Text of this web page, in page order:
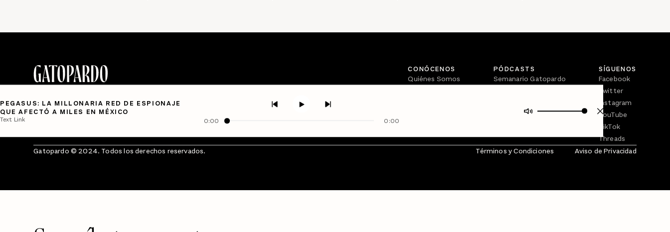
PEGASUS: LA MILLONARIA RED DE ESPIONAJE
QUE AFECTÓ A MILES EN MÉXICO
Text Link 0:00 0:00
CONÓCENOS
Quiénes Somos
PÓDCASTS
Semanario Gatopardo
SÍGUENOS
Facebook
Twitter
Instagram
YouTube
TikTok
Threads
Gatopardo © 2024. Todos los derechos reservados.
Términos y Condiciones Aviso de Privacidad